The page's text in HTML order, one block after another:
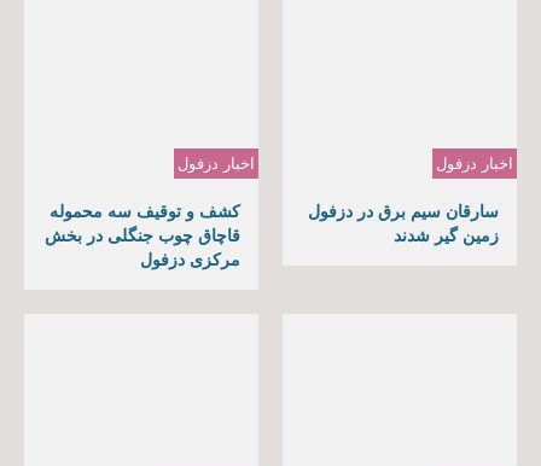
اخبار دزفول
سارقان سیم برق در دزفول
زمین گیر شدند
اخبار دزفول
کشف و توقیف سه محموله
قاچاق چوب جنگلی در بخش
مرکزی دزفول